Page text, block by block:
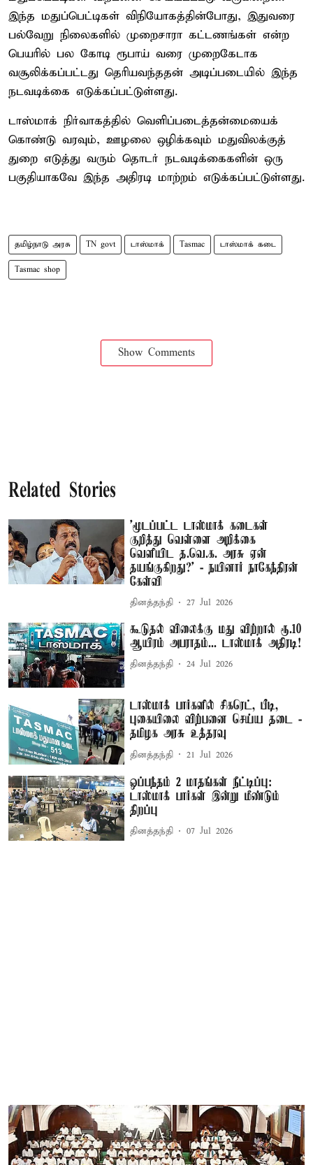
இந்த மதுப்பெட்டிகள் விநியோகத்தின்போது, இதுவரை
பல்வேறு நிலைகளில் முறைசாரா கட்டணங்கள் என்ற
பெயரில் பல கோடி ரூபாய் வரை முறைகேடாக
வசூலிக்கப்பட்டது தெரியவந்ததன் அடிப்படையில் இந்த
நடவடிக்கை எடுக்கப்பட்டுள்ளது.
டாஸ்மாக் நிர்வாகத்தில் வெளிப்படைத்தன்மையைக்
கொண்டு வரவும், ஊழலை ஒழிக்கவும் மதுவிலக்குத்
துறை எடுத்து வரும் தொடர் நடவடிக்கைகளின் ஒரு
பகுதியாகவே இந்த அதிரடி மாற்றம் எடுக்கப்பட்டுள்ளது.
தமிழ்நாடு அரசு TN govt டாஸ்மாக் Tasmac டாஸ்மாக் கடை
Tasmac shop
Show Comments
Related Stories
'மூடப்பட்ட டாஸ்மாக் கடைகள்
குறித்து வெள்ளை அறிக்கை
வெளியிட த.வெ.க. அரசு ஏன்
தயங்குகிறது?' - நயினார் நாகேந்திரன்
கேள்வி
தினத்தந்தி 27 Jul 2026
கூடுதல் விலைக்கு மது விற்றால் ரூ.10
ஆயிரம் அபராதம்... டாஸ்மாக் அதிரடி!
தினத்தந்தி 24 Jul 2026
டாஸ்மாக் பார்களில் சிகரெட், பீடி,
புகையிலை விற்பனை செய்ய தடை -
தமிழக அரசு உத்தரவு
தினத்தந்தி 21 Jul 2026
ஒப்பந்தம் 2 மாதங்கள் நீட்டிப்பு:
டாஸ்மாக் பார்கள் இன்று மீண்டும்
திறப்பு
தினத்தந்தி 07 Jul 2026